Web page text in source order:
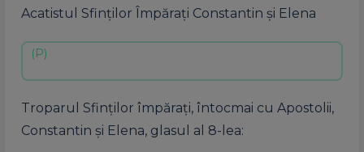
Acatistul Sfinților Împărați Constantin și Elena
Troparul Sfinților împărați, întocmai cu Apostolii,
Constantin și Elena, glasul al 8-lea: